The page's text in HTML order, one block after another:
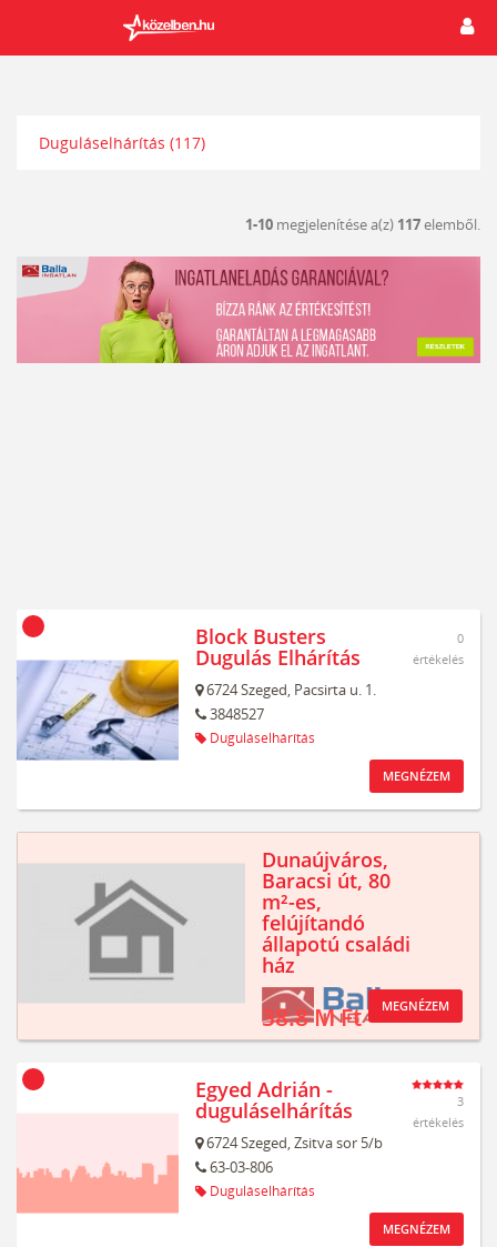
Duguláselhárítás (117)
1-10 megjelenítése a(z) 117elemből.
Block Busters
Dugulás Elhárítás
6724Szeged, Pacsirta u. 1.
3848527
Duguláselhárítás
0
értékelés
MEGNÉZEM
Dunaújváros,
Baracsi út, 80
m²-es,
felújítandó
állapotú családi
ház
38.8 M Ft MEGNÉZEM
Egyed Adrián -
duguláselhárítás
6724Szeged,Zsitva sor 5/b
63-03-806
Duguláselhárítás
3
értékelés
MEGNÉZEM